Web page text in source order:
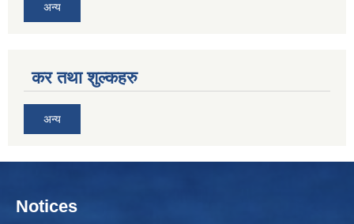
अन्य
कर तथा शुल्कहरु
अन्य
Notices